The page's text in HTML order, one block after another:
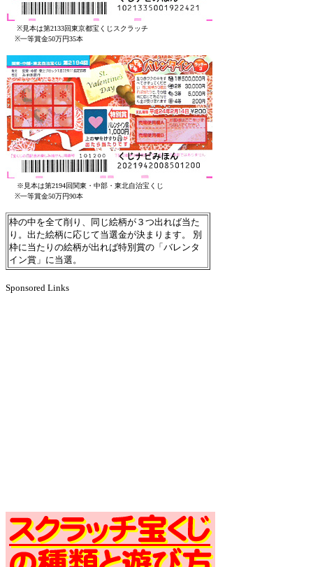
※見本は第2133回東京都宝くじスクラッチ
※一等賞金50万円35本
※見本は第2194回関東・中部・東北自治宝くじ
※一等賞金50万円90本
枠の中を全て削り、同じ絵柄が３つ出れば当た
り。出た絵柄に応じて当選金が決まります。 別
枠に当たりの絵柄が出れば特別賞の「バレンタ
イン賞」に当選。
Sponsored Links